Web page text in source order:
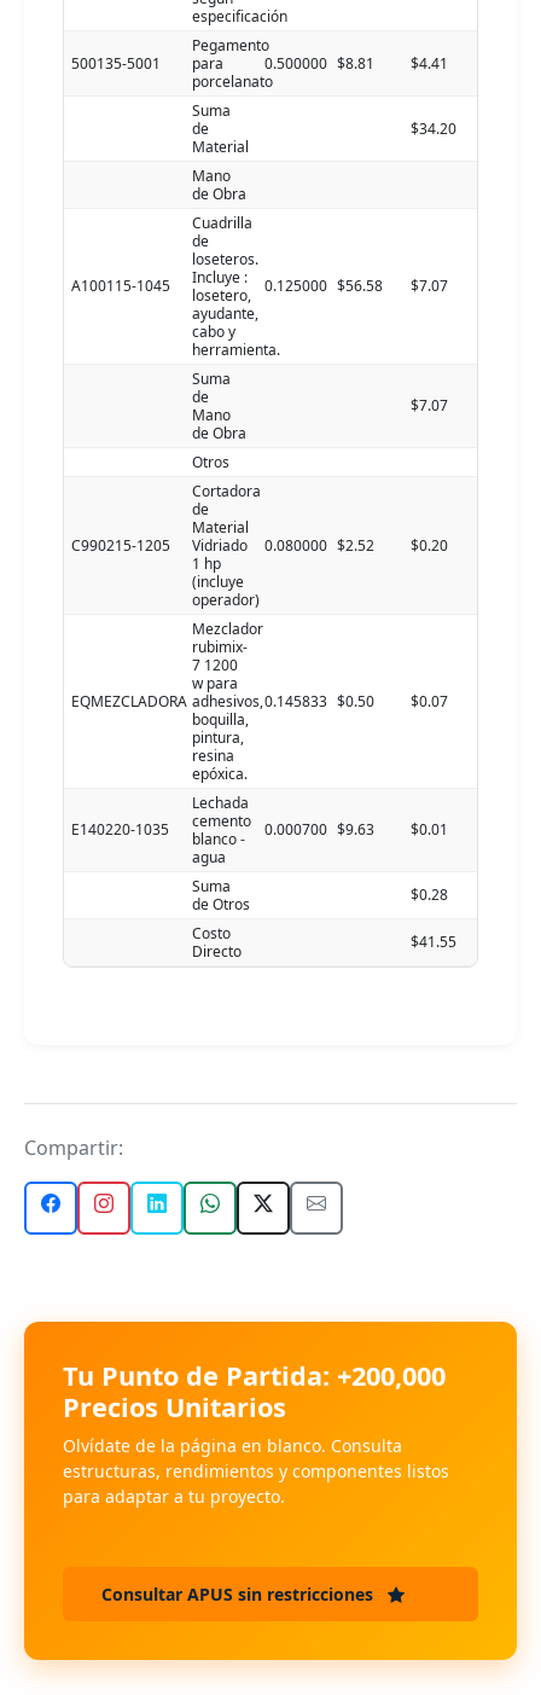
especificación
500135-5001
Pegamento
para
porcelanato
0.500000 $8.81 $4.41
Suma
de
Material
$34.20
Mano
de Obra
A100115-1045
Cuadrilla
de
loseteros.
Incluye :
losetero,
ayudante,
cabo y
herramienta.
0.125000 $56.58 $7.07
Suma
de
Mano
de Obra
$7.07
Otros
C990215-1205
Cortadora
de
Material
Vidriado
1 hp
(incluye
operador)
0.080000 $2.52 $0.20
EQMEZCLADORA
Mezclador
rubimix-
7 1200
w para
adhesivos,
boquilla,
pintura,
resina
epóxica.
0.145833 $0.50 $0.07
E140220-1035
Lechada
cemento
blanco -
agua
0.000700 $9.63 $0.01
Suma
de Otros
$0.28
Costo
Directo
$41.55
Compartir:
Tu Punto de Partida: +200,000
Precios Unitarios
Olvídate de la página en blanco. Consulta
estructuras, rendimientos y componentes listos
para adaptar a tu proyecto.
Consultar APUS sin restricciones